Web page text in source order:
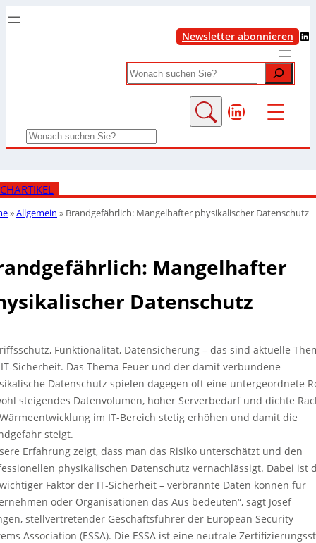
Newsletter abonnieren LinkedIn
Search
LinkedIn
Search
»Allgemein » Brandgefährlich: Mangelhafter physikalischer Datenschutz
Mangelhafter
Datenschutz
Funktionalität, Datensicherung – das sind aktuelle
Sicherheit. Das Thema Feuer und der damit verbundene
Datenschutz spielen dagegen oft eine untergeordnete
steigendes Datenvolumen, hoher Serverbedarf und dichte
im IT-Bereich stetig erhöhen und damit die
steigt.
Erfahrung zeigt, dass man das Risiko unterschätzt und den
physikalischen Datenschutz vernachlässigt. Dabei ist
Faktor der IT-Sicherheit – verbrannte Daten können für
oder Organisationen das Aus bedeuten“, sagt Josef
stellvertretender Geschäftsführer der European Security
Association (ESSA). Die ESSA ist eine neutrale